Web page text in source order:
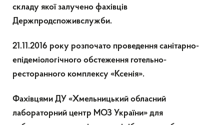
складу якої залучено фахівців
Держпродспоживслужби.
21.11.2016 року розпочато проведення санітарно-
епідеміологічного обстеження готельно-
ресторанного комплексу «Ксенія».
Фахівцями ДУ «Хмельницький обласний
лабораторний центр МОЗ України» для